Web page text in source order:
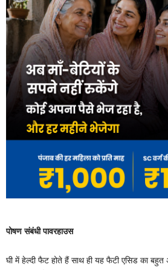
पोषण संबंधी पावरहाउस
घी में हेल्दी फैट होते हैं साथ ही यह फैटी एसिड का बहुत